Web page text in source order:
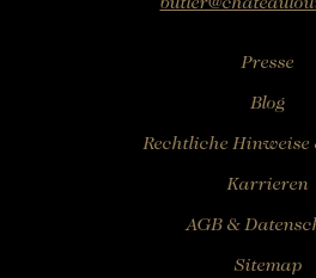
Presse
Blog
Rechtliche Hinweise
Karrieren
AGB &
Sitemap